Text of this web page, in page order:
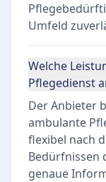
Umfeld
Welche
Pflegedienst
Der Anbieter
ambulante
flexibel nach
Bedürfnissen
genaue